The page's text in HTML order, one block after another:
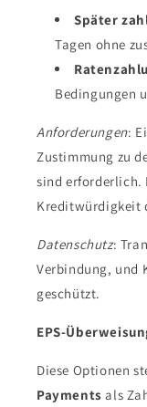
Später
Tagen ohne
Bedingungen
Anforderungen:
Zustimmung zu
sind erforderlich.
Kreditwürdigkeit
Datenschutz:
Verbindung, und
geschützt.
EPS-
Diese Optionen
Payments als